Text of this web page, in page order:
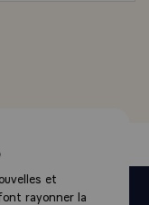
de M.
et
rayonner la